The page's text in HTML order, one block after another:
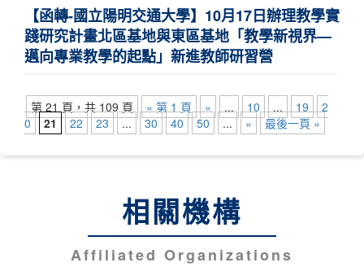
【函轉-國立陽明交通大學】10月17日辦理教學實
踐研究計畫北區基地與東區基地「教學新視界—
邁向專業教學的起點」新進教師研習營
第 21 頁，共 109 頁 « 第 1 頁 « ... 10 ... 19
2
0
21 22 23 ... 30 40 50 ... » 最後一頁 »
相關機構
Affiliated Organizations